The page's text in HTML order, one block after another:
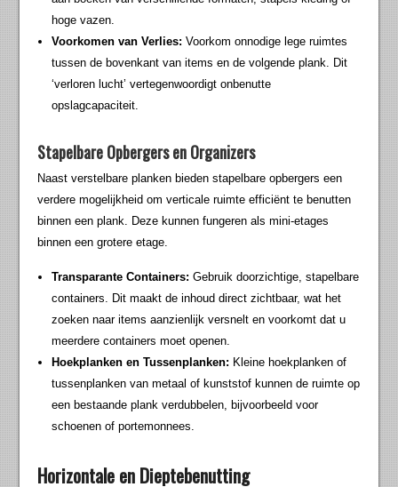
hoge vazen.
Voorkomen van Verlies: Voorkom onnodige lege ruimtes
tussen de bovenkant van items en de volgende plank. Dit
‘verloren lucht’ vertegenwoordigt onbenutte
opslagcapaciteit.
Stapelbare Opbergers en Organizers
Naast verstelbare planken bieden stapelbare opbergers een
verdere mogelijkheid om verticale ruimte efficiënt te benutten
binnen een plank. Deze kunnen fungeren als mini-etages
binnen een grotere etage.
Transparante Containers: Gebruik doorzichtige, stapelbare
containers. Dit maakt de inhoud direct zichtbaar, wat het
zoeken naar items aanzienlijk versnelt en voorkomt dat u
meerdere containers moet openen.
Hoekplanken en Tussenplanken: Kleine hoekplanken of
tussenplanken van metaal of kunststof kunnen de ruimte op
een bestaande plank verdubbelen, bijvoorbeeld voor
schoenen of portemonnees.
Horizontale en Dieptebenutting